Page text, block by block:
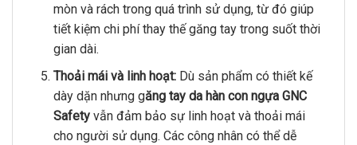
mòn và rách trong quá trình sử dụng, từ đó giúp
tiết kiệm chi phí thay thế găng tay trong suốt thời
gian dài.
Thoải mái và linh hoạt:Dù sản phẩm có thiết kế
dày dặn nhưng găng tay da hàn con ngựa GNC
Safetyvẫn đảm bảo sự linh hoạt và thoải mái
cho người sử dụng. Các công nhân có thể dễ